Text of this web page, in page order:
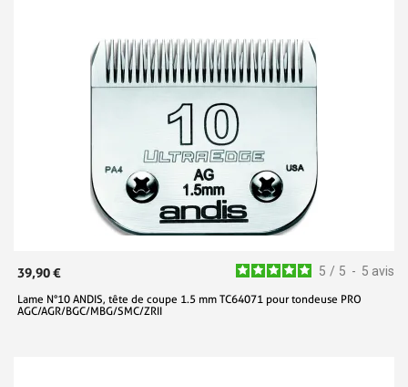
5 / 5 - 5 avis
39,90 €
Lame N°10 ANDIS, tête de coupe 1.5 mm TC64071 pour tondeuse PRO
AGC/AGR/BGC/MBG/SMC/ZRII